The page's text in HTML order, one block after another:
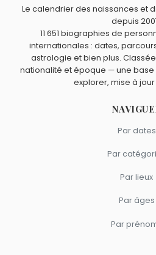
Le calendrier des naissances et
depuis
11 651 biographies de
internationales : dates,
astrologie et bien plus.
nationalité et époque — une
explorer, mise à
Par dates
Par
Par lieux
Par âges
Par